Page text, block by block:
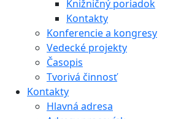
Knižničný poriadok
Kontakty
Konferencie a kongresy
Vedecké projekty
Časopis
Tvorivá činnosť
Kontakty
Hlavná adresa